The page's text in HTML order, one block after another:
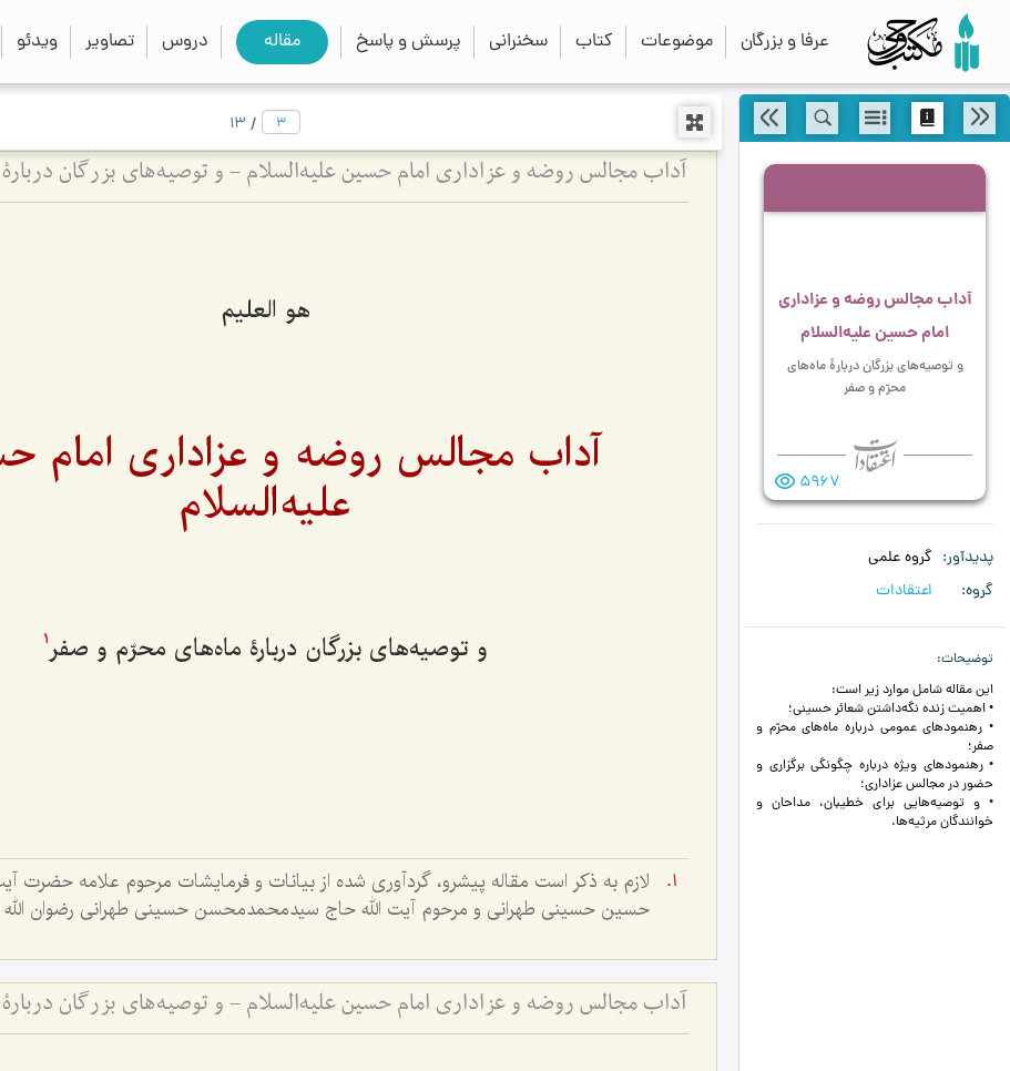
عرفا و بزرگان موضوعات کتاب سخنرانی پرسش و پاسخ مقاله دروس تصاویر ویدئو search
close
آداب مجالس روضه و عزاداری
امام حسین علیه‌السلام
و توصیه‌های بزرگان دربارۀ ماه‌های
محرّم و صفر
5967
پدیدآور
گروه علمی
گروه
اعتقادات
توضیحات
این مقاله شامل موارد زیر است:
• اهمیت زنده نگه‌داشتن شعائر حسینی؛
• رهنمودهای عمومی درباره ماه‌های محرّم و
صفر؛
• رهنمودهای ویژه درباره چگونگی برگزاری و
حضور در مجالس عزاداری؛
• و توصیه‌هایی برای خطیبان، مداحان و
خوانندگان مرثیه‌ها.
/
13
هو العلیم
آداب مجالس روضه و عزاداری امام
علیه‌السلام
و توصیه‌های بزرگان دربارۀ ماه‌های محرّم و صفر1
لازم به ذکر است مقاله پیشرو، گردآوری شده از بیانات و فرمایشات مرحوم علامه حضرت
حسین حسینی طهرانی و مرحوم آیت الله حاج سیدمحمدمحسن حسینی طهرانی رضوان الله